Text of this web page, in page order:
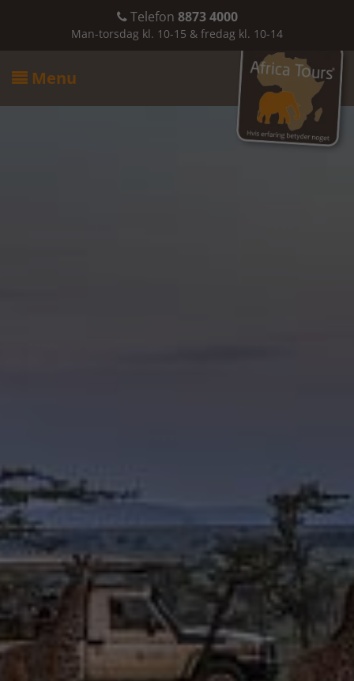
Telefon 8873 4000
Man-torsdag kl. 10-15 & fredag kl. 10-14
 Menu